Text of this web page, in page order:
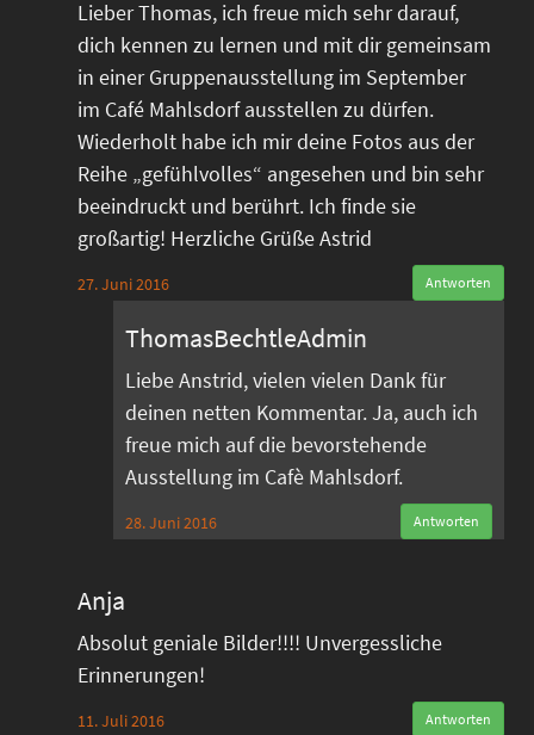
Lieber Thomas, ich freue mich sehr darauf,
dich kennen zu lernen und mit dir gemeinsam
in einer Gruppenausstellung im September
im Café Mahlsdorf ausstellen zu dürfen.
Wiederholt habe ich mir deine Fotos aus der
Reihe „gefühlvolles“ angesehen und bin sehr
beeindruckt und berührt. Ich finde sie
großartig! Herzliche Grüße Astrid
27. Juni 2016 Antworten
ThomasBechtleAdmin
Liebe Anstrid, vielen vielen Dank für
deinen netten Kommentar. Ja, auch ich
freue mich auf die bevorstehende
Ausstellung im Cafè Mahlsdorf.
28. Juni 2016 Antworten
Anja
Absolut geniale Bilder!!!! Unvergessliche
Erinnerungen!
11. Juli 2016 Antworten